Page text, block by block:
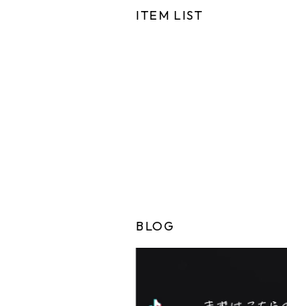
ITEM LIST
BLOG